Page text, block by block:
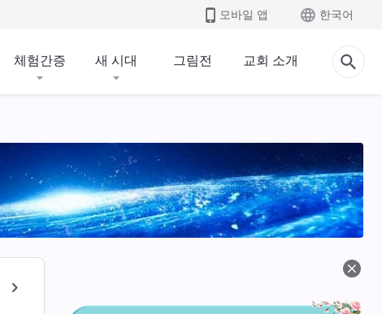
모바일 앱 한국어
체험간증 새 시대 그림전 교회 소개
씀